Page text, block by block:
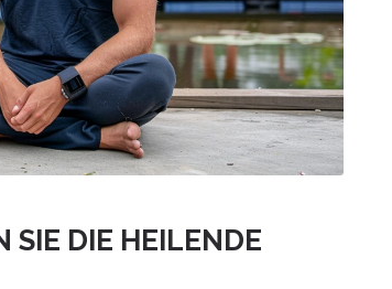
SIE DIE HEILENDE